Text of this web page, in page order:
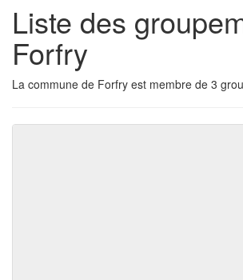
Liste des
Forfry
La commune de Forfry est membre de 3